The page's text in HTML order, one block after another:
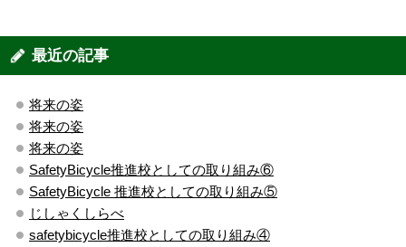
最近の記事
将来の姿
将来の姿
将来の姿
SafetyBicycle推進校としての取り組み⑥
SafetyBicycle 推進校としての取り組み⑤
じしゃくしらべ
safetybicycle推進校としての取り組み④